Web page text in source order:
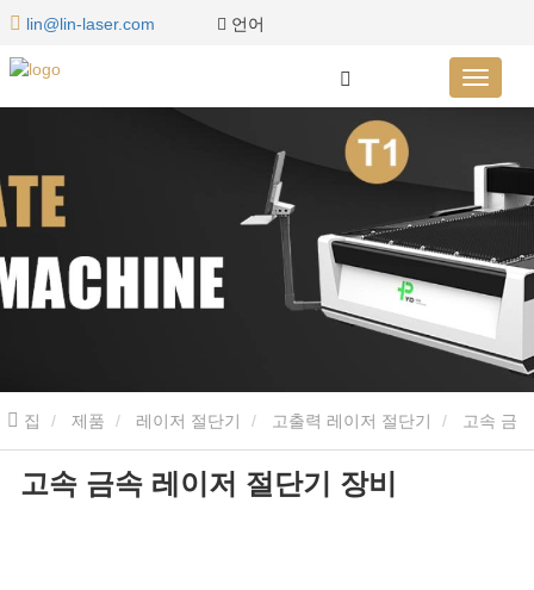
lin@lin-laser.com 언어
집 제품 레이저 절단기 고출력 레이저 절단기
속 레이저 절단기 장비
고속 금속 레이저 절단기 장비